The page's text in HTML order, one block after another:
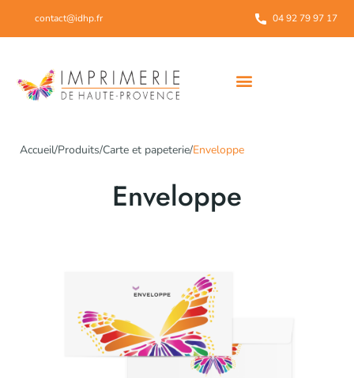
contact@idhp.fr 04 92 79 97 17
Accueil/Produits/Carte et papeterie/Enveloppe
Enveloppe